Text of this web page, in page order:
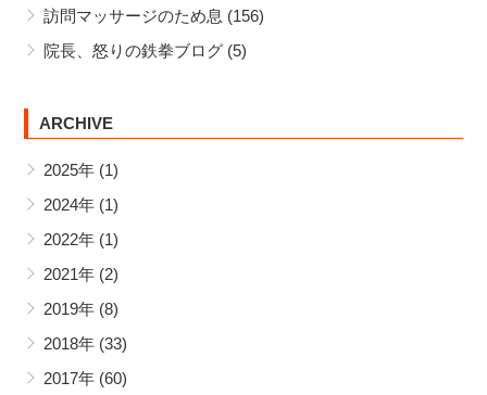
訪問マッサージのため息 (156)
院長、怒りの鉄拳ブログ (5)
ARCHIVE
2025年 (1)
2024年 (1)
2022年 (1)
2021年 (2)
2019年 (8)
2018年 (33)
2017年 (60)